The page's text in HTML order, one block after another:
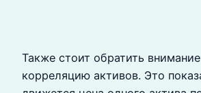
Также стоит обратить
корреляцию активов. Это